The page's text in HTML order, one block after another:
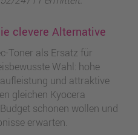
clevere Alternative
Toner als Ersatz für
Wahl: hohe
und attraktive
gleichen Kyocera
schonen wollen und
erwarten.